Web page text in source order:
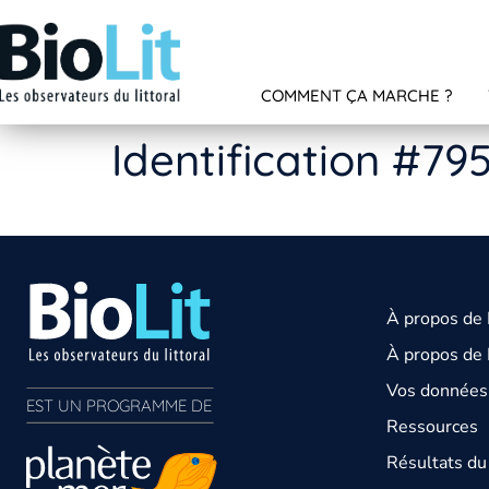
COMMENT ÇA MARCHE ?
Identification
EST UN PROGRAMME DE
À propos de
À propos de
Vos
Ressources
Résultats